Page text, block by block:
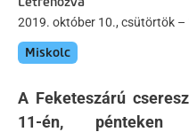
2019. október 10., csütörtök –
Miskolc
A Feketeszárú
11-én,